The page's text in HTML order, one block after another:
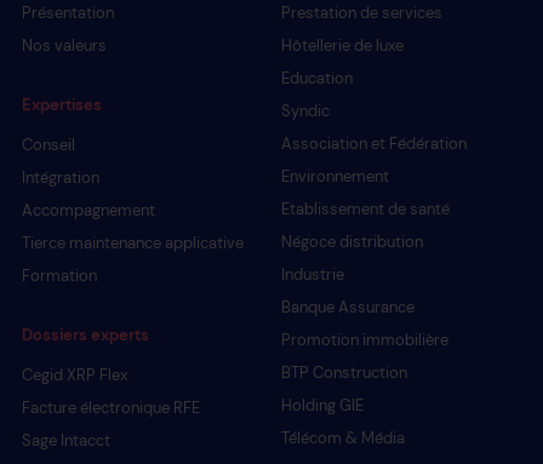
Présentation
Nos valeurs
Expertises
Conseil
Intégration
Accompagnement
Tierce maintenance applicative
Formation
Dossiers experts
Cegid XRP Flex
Facture électronique RFE
Sage Intacct
Prestation de services
Hôtellerie de luxe
Education
Syndic
Association et Fédération
Environnement
Etablissement de santé
Négoce distribution
Industrie
Banque Assurance
Promotion immobilière
BTP Construction
Holding GIE
Télécom & Média